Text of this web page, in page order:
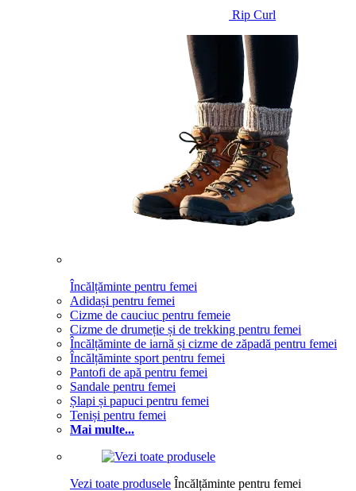
Rip Curl
Încălțăminte pentru femei
Adidași pentru femei
Cizme de cauciuc pentru femeie
Cizme de drumeție și de trekking pentru femei
Încălțăminte de iarnă și cizme de zăpadă pentru femei
Încălțăminte sport pentru femei
Pantofi de apă pentru femei
Sandale pentru femei
Șlapi și papuci pentru femei
Teniși pentru femei
Mai multe...
Vezi toate produsele Încălțăminte pentru femei